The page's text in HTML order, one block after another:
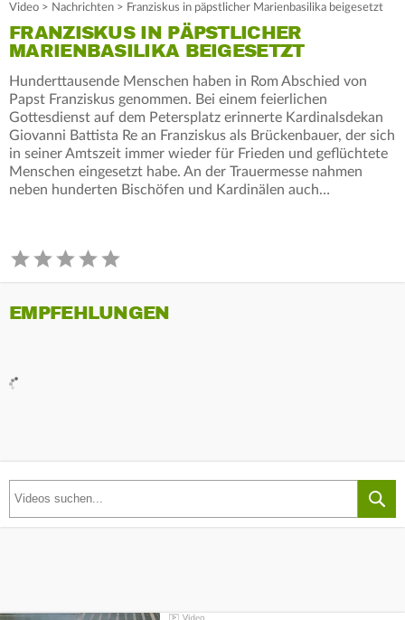
Video > Nachrichten > Franziskus in päpstlicher Marienbasilika beigesetzt
FRANZISKUS IN PÄPSTLICHER
MARIENBASILIKA BEIGESETZT
Hunderttausende Menschen haben in Rom Abschied von
Papst Franziskus genommen. Bei einem feierlichen
Gottesdienst auf dem Petersplatz erinnerte Kardinalsdekan
Giovanni Battista Re an Franziskus als Brückenbauer, der sich
in seiner Amtszeit immer wieder für Frieden und geflüchtete
Menschen eingesetzt habe. An der Trauermesse nahmen
neben hunderten Bischöfen und Kardinälen auch…
EMPFEHLUNGEN